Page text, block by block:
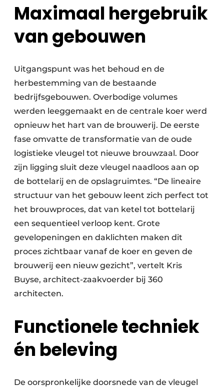
Maximaal hergebruik
van gebouwen
Uitgangspunt was het behoud en de
herbestemming van de bestaande
bedrijfsgebouwen. Overbodige volumes
werden leeggemaakt en de centrale koer werd
opnieuw het hart van de brouwerij. De eerste
fase omvatte de transformatie van de oude
logistieke vleugel tot nieuwe brouwzaal. Door
zijn ligging sluit deze vleugel naadloos aan op
de bottelarij en de opslagruimtes. “De lineaire
structuur van het gebouw leent zich perfect tot
het brouwproces, dat van ketel tot bottelarij
een sequentieel verloop kent. Grote
gevelopeningen en daklichten maken dit
proces zichtbaar vanaf de koer en geven de
brouwerij een nieuw gezicht”, vertelt Kris
Buyse, architect-zaakvoerder bij 360
architecten.
Functionele techniek
én beleving
De oorspronkelijke doorsnede van de vleugel